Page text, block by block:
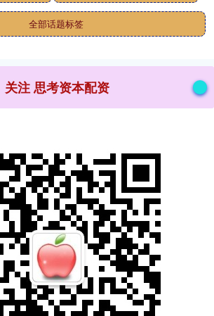
全部话题标签
关注 思考资本配资